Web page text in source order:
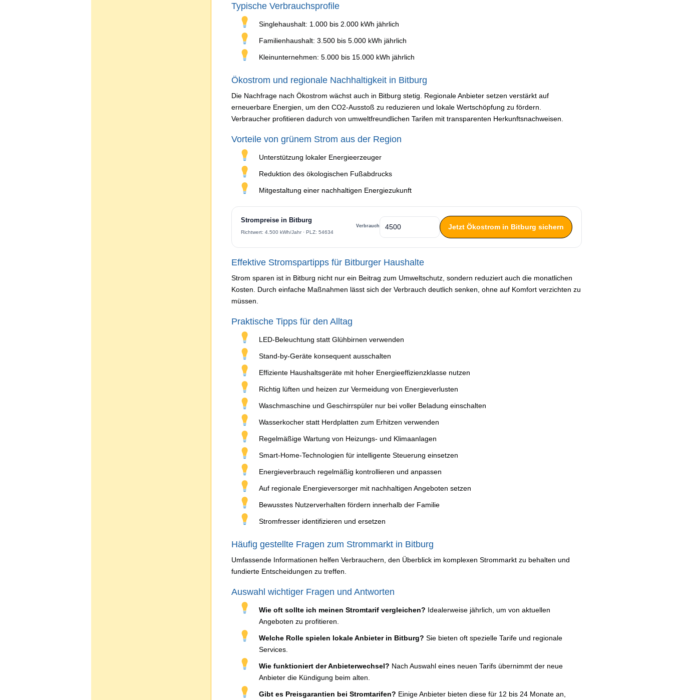
Typische Verbrauchsprofile
Singlehaushalt: 1.000 bis 2.000 kWh jährlich
Familienhaushalt: 3.500 bis 5.000 kWh jährlich
Kleinunternehmen: 5.000 bis 15.000 kWh jährlich
Ökostrom und regionale Nachhaltigkeit in Bitburg
Die Nachfrage nach Ökostrom wächst auch in Bitburg stetig. Regionale Anbieter setzen verstärkt auf
erneuerbare Energien, um den CO2-Ausstoß zu reduzieren und lokale Wertschöpfung zu fördern.
Verbraucher profitieren dadurch von umweltfreundlichen Tarifen mit transparenten Herkunftsnachweisen.
Vorteile von grünem Strom aus der Region
Unterstützung lokaler Energieerzeuger
Reduktion des ökologischen Fußabdrucks
Mitgestaltung einer nachhaltigen Energiezukunft
Strompreise in Bitburg
Richtwert: 4.500 kWh/Jahr · PLZ: 54634
Verbrauch Jetzt Ökostrom in Bitburg sichern
Effektive Stromspartipps für Bitburger Haushalte
Strom sparen ist in Bitburg nicht nur ein Beitrag zum Umweltschutz, sondern reduziert auch die monatlichen
Kosten. Durch einfache Maßnahmen lässt sich der Verbrauch deutlich senken, ohne auf Komfort verzichten zu
müssen.
Praktische Tipps für den Alltag
LED-Beleuchtung statt Glühbirnen verwenden
Stand-by-Geräte konsequent ausschalten
Effiziente Haushaltsgeräte mit hoher Energieeffizienzklasse nutzen
Richtig lüften und heizen zur Vermeidung von Energieverlusten
Waschmaschine und Geschirrspüler nur bei voller Beladung einschalten
Wasserkocher statt Herdplatten zum Erhitzen verwenden
Regelmäßige Wartung von Heizungs- und Klimaanlagen
Smart-Home-Technologien für intelligente Steuerung einsetzen
Energieverbrauch regelmäßig kontrollieren und anpassen
Auf regionale Energieversorger mit nachhaltigen Angeboten setzen
Bewusstes Nutzerverhalten fördern innerhalb der Familie
Stromfresser identifizieren und ersetzen
Häufig gestellte Fragen zum Strommarkt in Bitburg
Umfassende Informationen helfen Verbrauchern, den Überblick im komplexen Strommarkt zu behalten und
fundierte Entscheidungen zu treffen.
Auswahl wichtiger Fragen und Antworten
Wie oft sollte ich meinen Stromtarif vergleichen? Idealerweise jährlich, um von aktuellen
Angeboten zu profitieren.
Welche Rolle spielen lokale Anbieter in Bitburg? Sie bieten oft spezielle Tarife und regionale
Services.
Wie funktioniert der Anbieterwechsel? Nach Auswahl eines neuen Tarifs übernimmt der neue
Anbieter die Kündigung beim alten.
Gibt es Preisgarantien bei Stromtarifen? Einige Anbieter bieten diese für 12 bis 24 Monate an,